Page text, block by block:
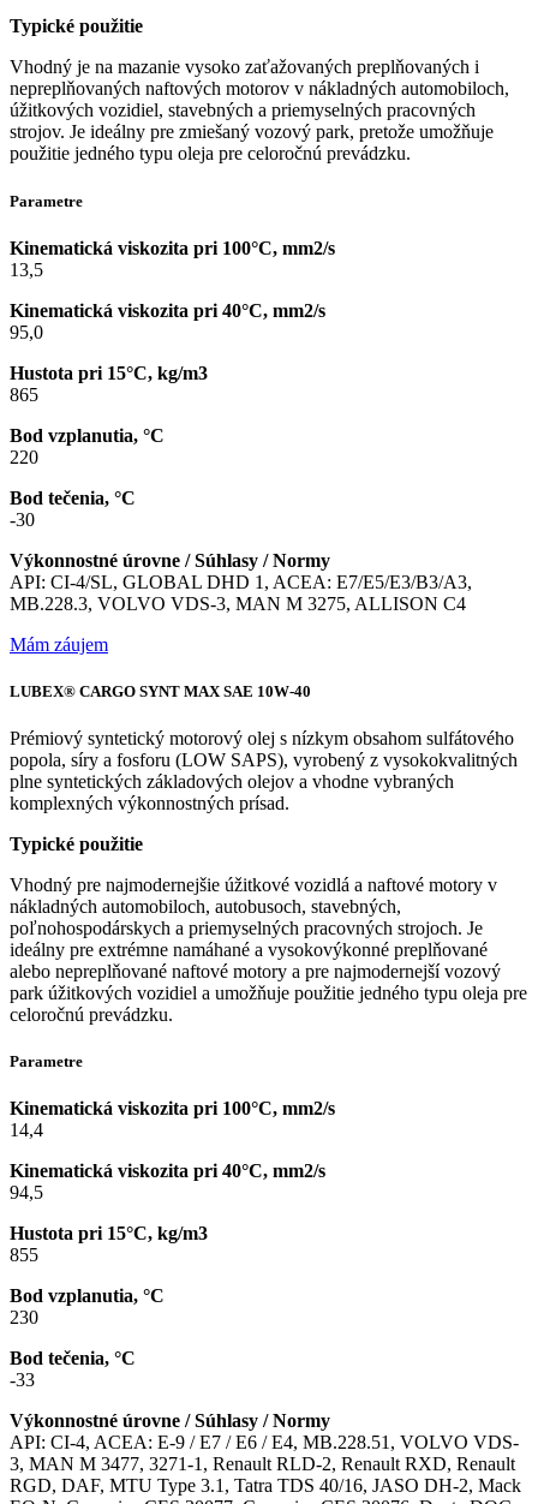
Typické použitie
Vhodný je na mazanie vysoko zaťažovaných preplňovaných i
nepreplňovaných naftových motorov v nákladných automobiloch,
úžitkových vozidiel, stavebných a priemyselných pracovných
strojov. Je ideálny pre zmiešaný vozový park, pretože umožňuje
použitie jedného typu oleja pre celoročnú prevádzku.
Parametre
Kinematická viskozita pri 100°C, mm2/s
13,5
Kinematická viskozita pri 40°C, mm2/s
95,0
Hustota pri 15°C, kg/m3
865
Bod vzplanutia, °C
220
Bod tečenia, °C
-30
Výkonnostné úrovne / Súhlasy / Normy
API: CI-4/SL, GLOBAL DHD 1, ACEA: E7/E5/E3/B3/A3,
MB.228.3, VOLVO VDS-3, MAN M 3275, ALLISON C4
Mám záujem
LUBEX® CARGO SYNT MAX SAE 10W-40
Prémiový syntetický motorový olej s nízkym obsahom sulfátového
popola, síry a fosforu (LOW SAPS), vyrobený z vysokokvalitných
plne syntetických základových olejov a vhodne vybraných
komplexných výkonnostných prísad.
Typické použitie
Vhodný pre najmodernejšie úžitkové vozidlá a naftové motory v
nákladných automobiloch, autobusoch, stavebných,
poľnohospodárskych a priemyselných pracovných strojoch. Je
ideálny pre extrémne namáhané a vysokovýkonné preplňované
alebo nepreplňované naftové motory a pre najmodernejší vozový
park úžitkových vozidiel a umožňuje použitie jedného typu oleja pre
celoročnú prevádzku.
Parametre
Kinematická viskozita pri 100°C, mm2/s
14,4
Kinematická viskozita pri 40°C, mm2/s
94,5
Hustota pri 15°C, kg/m3
855
Bod vzplanutia, °C
230
Bod tečenia, °C
-33
Výkonnostné úrovne / Súhlasy / Normy
API: CI-4, ACEA: E-9 / E7 / E6 / E4, MB.228.51, VOLVO VDS-
3, MAN M 3477, 3271-1, Renault RLD-2, Renault RXD, Renault
RGD, DAF, MTU Type 3.1, Tatra TDS 40/16, JASO DH-2, Mack